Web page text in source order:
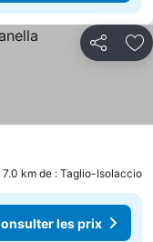
Partager
km de : Taglio-Isolaccio
les prix